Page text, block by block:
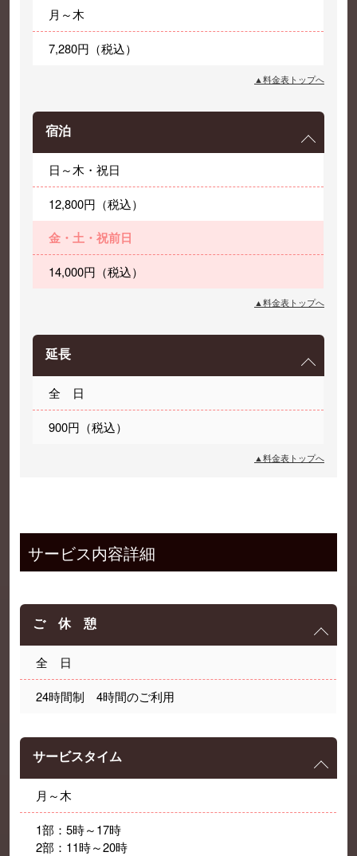
月～木
7,280円（税込）
▲料金表トップへ
宿泊
日～木・祝日
12,800円（税込）
金・土・祝前日
14,000円（税込）
▲料金表トップへ
延長
全 日
900円（税込）
▲料金表トップへ
サービス内容詳細
ご 休 憩
全 日
24時間制 4時間のご利用
サービスタイム
月～木
1部：5時～17時
2部：11時～20時